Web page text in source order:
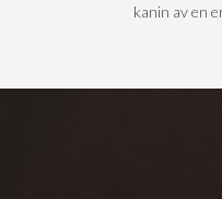
kanin av en